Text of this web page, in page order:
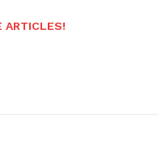
ARTICLES!